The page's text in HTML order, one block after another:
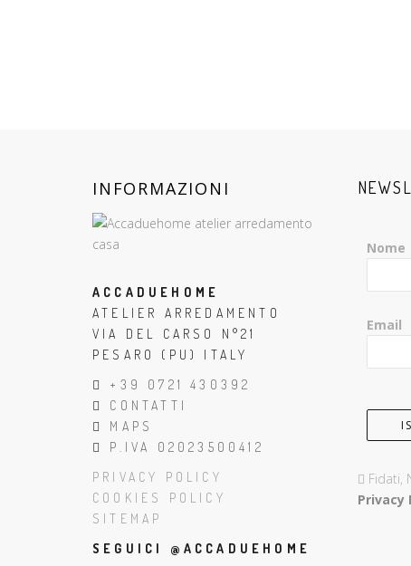
INFORMAZIONI
ACCADUEHOME
ATELIER ARREDAMENTO
VIA DEL CARSO N°21
PESARO (PU) ITALY
+39 0721 430392
CONTATTI
MAPS
P.IVA 02023500412
PRIVACY POLICY
COOKIES POLICY
SITEMAP
SEGUICI @ACCADUEHOME
Nome
Email
Fidati,
Privacy